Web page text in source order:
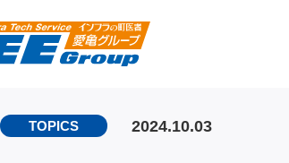
TOPICS 2024.10.03